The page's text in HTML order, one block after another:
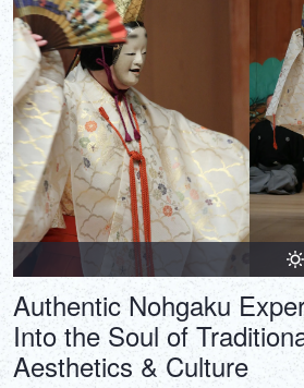
Authentic Nohgaku
Into the Soul of
Aesthetics & Culture